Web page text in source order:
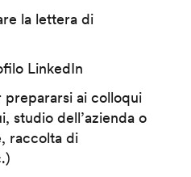
la lettera di
LinkedIn
prepararsi ai colloqui
studio dell’azienda o
raccolta di